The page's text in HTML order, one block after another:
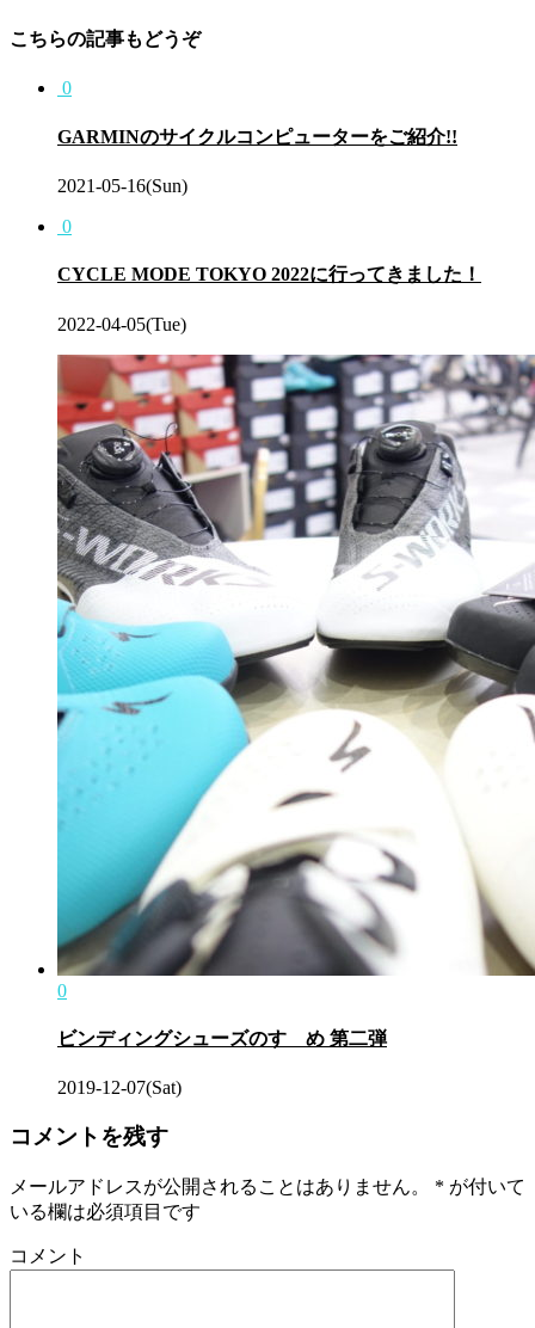
こちらの記事もどうぞ
0
GARMINのサイクルコンピューターをご紹介!!
2021-05-16(Sun)
0
CYCLE MODE TOKYO 2022に行ってきました！
2022-04-05(Tue)
0
ビンディングシューズのすゝめ 第二弾
2019-12-07(Sat)
コメントを残す
メールアドレスが公開されることはありません。 * が付いて
いる欄は必須項目です
コメント